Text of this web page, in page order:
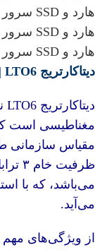
هارد و SSD سرور
هارد و SSD سرور HPE
هارد و SSD سرور IBM
دیتاکارتریج LTO6 |
دیتاکارتریج LTO6 نسل ششم از
مغناطیسی است
مقیاس سازمانی
می‌آید.